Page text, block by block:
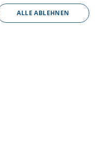
ALLE ABLEHNEN